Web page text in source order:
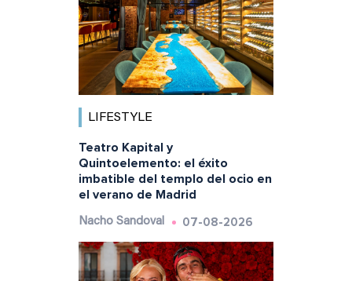
LIFESTYLE
Teatro Kapital y
Quintoelemento: el éxito
imbatible del templo del ocio en
el verano de Madrid
Nacho Sandoval 07-08-2026